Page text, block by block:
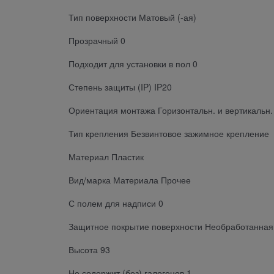
Тип поверхности Матовый (-ая)
Прозрачный 0
Подходит для установки в пол 0
Степень защиты (IP) IP20
Ориентация монтажа Горизонтальн. и вертикальн.
Тип крепления Безвинтовое зажимное крепление
Материал Пластик
Вид/марка Материала Прочее
С полем для надписи 0
Защитное покрытие поверхности
Высота 93